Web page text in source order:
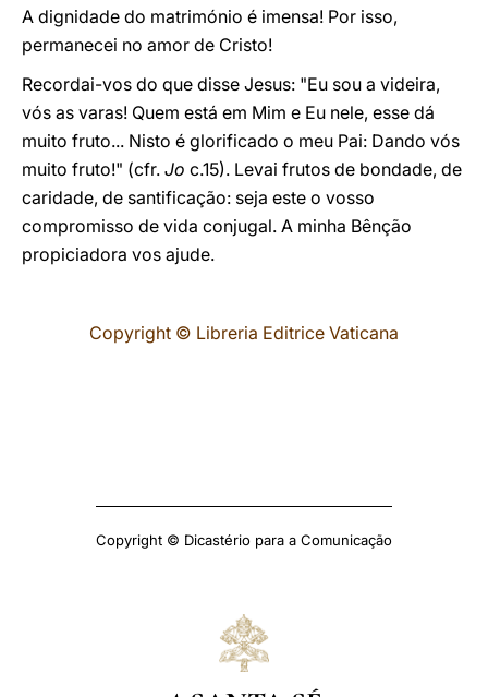
A dignidade do matrimónio é imensa! Por isso,
permanecei no amor de Cristo!
Recordai-vos do que disse Jesus: "Eu sou a videira,
vós as varas! Quem está em Mim e Eu nele, esse dá
muito fruto... Nisto é glorificado o meu Pai: Dando vós
muito fruto!" (cfr. Jo c.15). Levai frutos de bondade, de
caridade, de santificação: seja este o vosso
compromisso de vida conjugal. A minha Bênção
propiciadora vos ajude.
Copyright © Libreria Editrice Vaticana
Copyright © Dicastério para a Comunicação